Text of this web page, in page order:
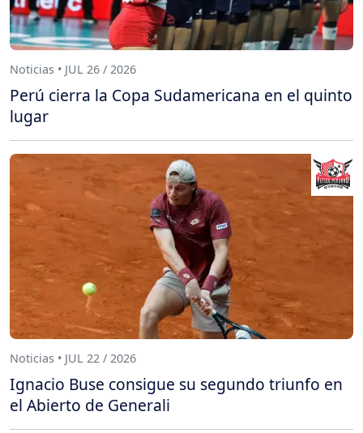
Noticias • JUL 26 / 2026
Perú cierra la Copa Sudamericana en el quinto
lugar
Noticias • JUL 22 / 2026
Ignacio Buse consigue su segundo triunfo en
el Abierto de Generali